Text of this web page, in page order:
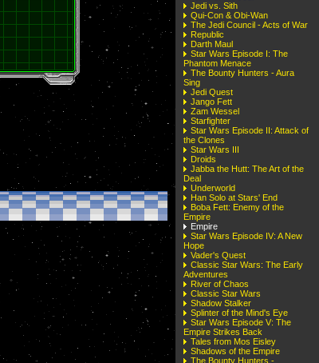
Jedi vs. Sith
Qui-Con & Obi-Wan
The Jedi Council - Acts of War
Republic
Darth Maul
Star Wars Episode I: The
Phantom Menace
The Bounty Hunters - Aura
Sing
Jedi Quest
Jango Fett
Zam Wessel
Starfighter
Star Wars Episode II: Attack of
the Clones
Star Wars III
Droids
Jabba the Hutt: The Art of the
Deal
Underworld
Han Solo at Stars' End
Boba Fett: Enemy of the
Empire
Empire
Star Wars Episode IV: A New
Hope
Vader's Quest
Classic Star Wars: The Early
Adventures
River of Chaos
Classic Star Wars
Shadow Stalker
Splinter of the Mind's Eye
Star Wars Episode V: The
Empire Strikes Back
Tales from Mos Eisley
Shadows of the Empire
The Bounty Hunters -